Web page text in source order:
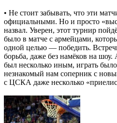
• Не стоит забывать, что эти
официальными. Но и просто
назвал. Уверен, этот турнир
было в матче с армейцами,
одной целью — победить.
борьба, даже без намёков на
был несколько иным, играть
незнакомый нам соперник с
с ЦСКА даже несколько